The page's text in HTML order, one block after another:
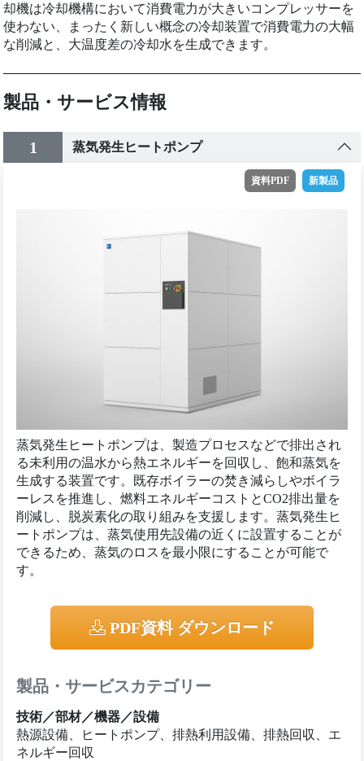
却機は冷却機構において消費電力が大きいコンプレッサーを
使わない、まったく新しい概念の冷却装置で消費電力の大幅
な削減と、大温度差の冷却水を生成できます。
製品・サービス情報
1 蒸気発生ヒートポンプ
資料PDF 新製品
蒸気発生ヒートポンプは、製造プロセスなどで排出され
る未利用の温水から熱エネルギーを回収し、飽和蒸気を
生成する装置です。既存ボイラーの焚き減らしやボイラ
ーレスを推進し、燃料エネルギーコストとCO2排出量を
削減し、脱炭素化の取り組みを支援します。蒸気発生ヒ
ートポンプは、蒸気使用先設備の近くに設置することが
できるため、蒸気のロスを最小限にすることが可能で
す。
PDF資料 ダウンロード
製品・サービスカテゴリー
技術／部材／機器／設備
熱源設備、ヒートポンプ、排熱利用設備、排熱回収、エ
ネルギー回収